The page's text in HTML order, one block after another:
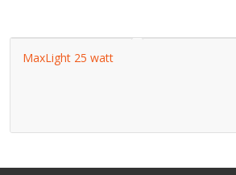
MaxLight 25 watt